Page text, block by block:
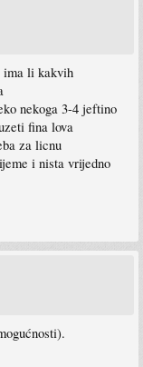
ima li kakvih
nekoga 3-4 jeftino
fina lova
za licnu
i nista vrijedno